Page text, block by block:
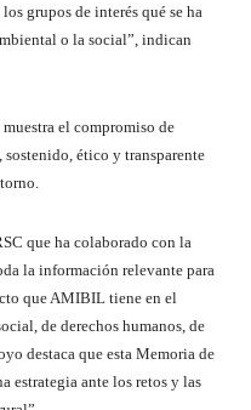
grupos de interés qué se ha
o la social”, indican
el compromiso de
ético y transparente
que ha colaborado con la
la información relevante para
que AMIBIL tiene en el
de derechos humanos, de
destaca que esta Memoria de
estrategia ante los retos y las